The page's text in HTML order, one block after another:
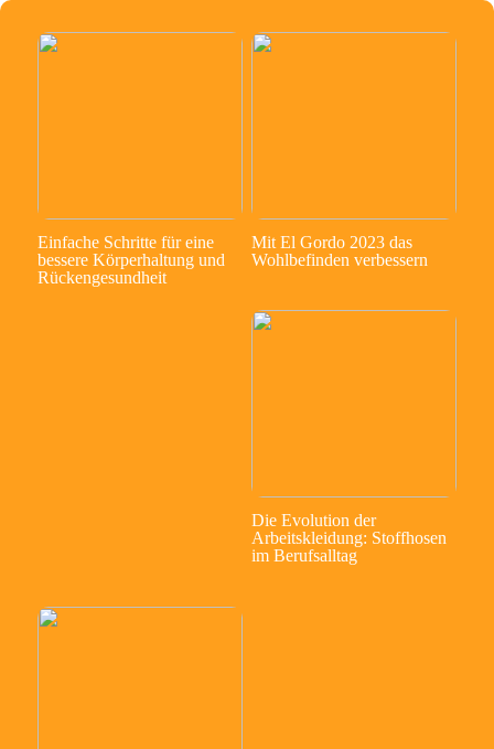
Einfache Schritte für eine
bessere Körperhaltung und
Rückengesundheit
Mit El Gordo 2023 das
Wohlbefinden verbessern
Die Evolution der
Arbeitskleidung: Stoffhosen
im Berufsalltag